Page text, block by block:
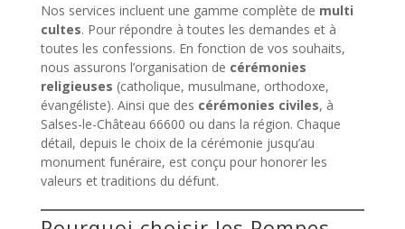
Nos services incluent une gamme complète de multi
cultes. Pour répondre à toutes les demandes et à
toutes les confessions. En fonction de vos souhaits,
nous assurons l’organisation de cérémonies
religieuses (catholique, musulmane, orthodoxe,
évangéliste). Ainsi que des cérémonies civiles, à
Salses-le-Château 66600 ou dans la région. Chaque
détail, depuis le choix de la cérémonie jusqu’au
monument funéraire, est conçu pour honorer les
valeurs et traditions du défunt.